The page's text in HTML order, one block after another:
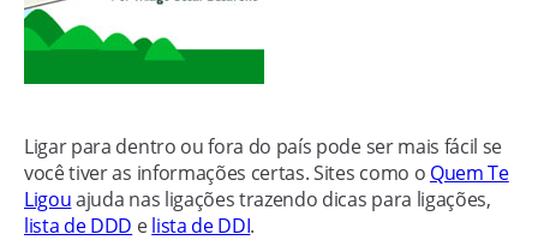
Ligar para dentro ou fora do país pode ser mais fácil se
você tiver as informações certas. Sites como o Quem Te
Ligouajuda nas ligações trazendo dicas para ligações,
lista de DDD elista de DDI.